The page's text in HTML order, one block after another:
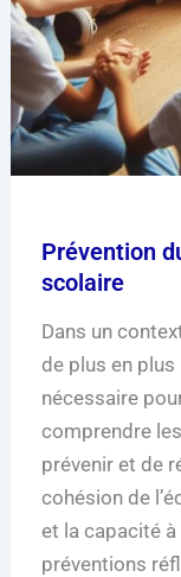
Prévention
scolaire
Dans un
de plus en
nécessaire
comprendre
prévenir et de
cohésion de
et la capacité
préventions